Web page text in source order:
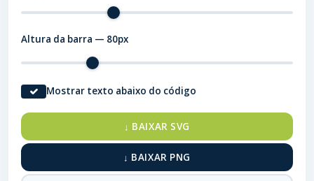
Altura da barra — 80px
Mostrar texto abaixo do código
↓ BAIXAR SVG
↓ BAIXAR PNG